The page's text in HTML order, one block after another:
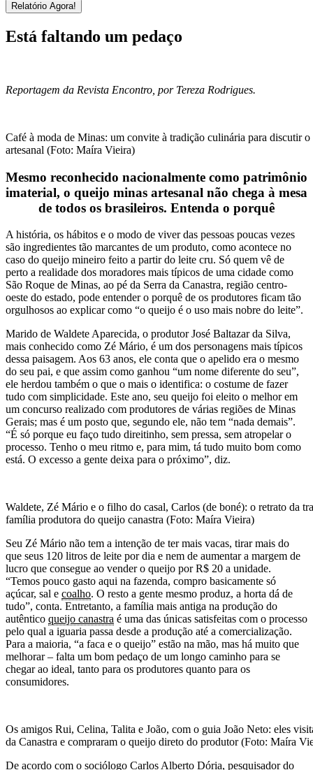
Relatório Agora!
Está faltando um pedaço
Reportagem da Revista Encontro, por Tereza Rodrigues.
Café à moda de Minas: um convite à tradição culinária para discutir
artesanal (Foto: Maíra Vieira)
Mesmo reconhecido nacionalmente como patrimônio
imaterial, o queijo minas artesanal não chega à mesa
de todos os brasileiros. Entenda o porquê
A história, os hábitos e o modo de viver das pessoas poucas vezes
são ingredientes tão marcantes de um produto, como acontece no
caso do queijo mineiro feito a partir do leite cru. Só quem vê de
perto a realidade dos moradores mais típicos de uma cidade como
São Roque de Minas, ao pé da Serra da Canastra, região centro-
oeste do estado, pode entender o porquê de os produtores ficam tão
orgulhosos ao explicar como “o queijo é o uso mais nobre do leite”.
Marido de Waldete Aparecida, o produtor José Baltazar da Silva,
mais conhecido como Zé Mário, é um dos personagens mais típicos
dessa paisagem. Aos 63 anos, ele conta que o apelido era o mesmo
do seu pai, e que assim como ganhou “um nome diferente do seu”,
ele herdou também o que o mais o identifica: o costume de fazer
tudo com simplicidade. Este ano, seu queijo foi eleito o melhor em
um concurso realizado com produtores de várias regiões de Minas
Gerais; mas é um posto que, segundo ele, não tem “nada demais”.
“É só porque eu faço tudo direitinho, sem pressa, sem atropelar o
processo. Tenho o meu ritmo e, para mim, tá tudo muito bom como
está. O excesso a gente deixa para o próximo”, diz.
Waldete, Zé Mário e o filho do casal, Carlos (de boné): o retrato da
família produtora do queijo canastra (Foto: Maíra Vieira)
Seu Zé Mário não tem a intenção de ter mais vacas, tirar mais do
que seus 120 litros de leite por dia e nem de aumentar a margem de
lucro que consegue ao vender o queijo por R$ 20 a unidade.
“Temos pouco gasto aqui na fazenda, compro basicamente só
açúcar, sal e coalho. O resto a gente mesmo produz, a horta dá de
tudo”, conta. Entretanto, a família mais antiga na produção do
autêntico queijo canastra é uma das únicas satisfeitas com o processo
pelo qual a iguaria passa desde a produção até a comercialização.
Para a maioria, “a faca e o queijo” estão na mão, mas há muito que
melhorar – falta um bom pedaço de um longo caminho para se
chegar ao ideal, tanto para os produtores quanto para os
consumidores.
Os amigos Rui, Celina, Talita e João, com o guia João Neto: eles
da Canastra e compraram o queijo direto do produtor (Foto: Maíra
De acordo com o sociólogo Carlos Alberto Dória, pesquisador do